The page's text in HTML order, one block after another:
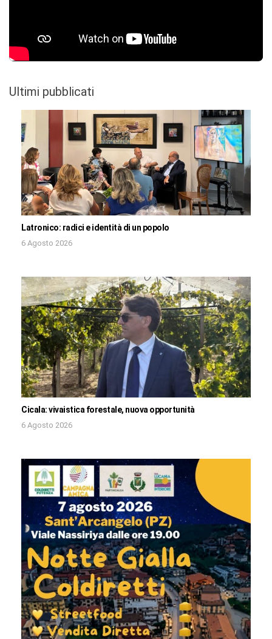
Ultimi pubblicati
Latronico: radici e identità di un popolo
6 Agosto 2026
Cicala: vivaistica forestale, nuova opportunità
6 Agosto 2026